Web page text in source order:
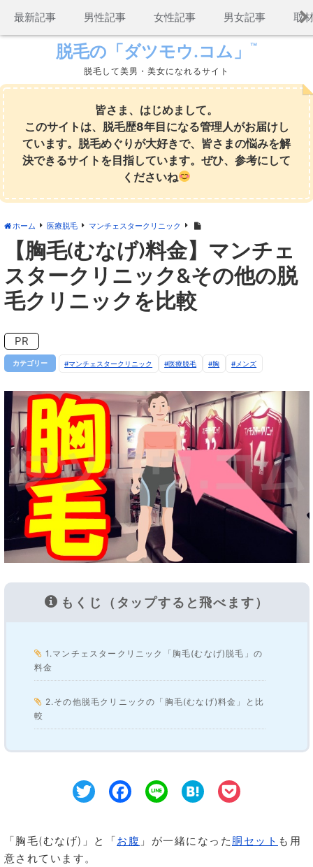
へ
ス
キ
ッ
プ
脱毛の「ダツモウ.コム」 ™
脱毛して美男・美女になれるサイト
皆さま、はじめまして。
このサイトは、脱毛歴8年目になる管理人がお届けし
ています。脱毛めぐりが大好きで、皆さまの悩みを解
決できるサイトを目指しています。ぜひ、参考にして
くださいね
ホーム 医療脱毛 マンチェスタークリニック
【胸毛(むなげ)料金】マンチェ
スタークリニック&その他の脱
毛クリニックを比較
PR
カテゴリー マンチェスタークリニック 医療脱毛 胸 メンズ
もくじ（タップすると飛べます）
1.マンチェスタークリニック「胸毛(むなげ)脱毛」の
料金
2.その他脱毛クリニックの「胸毛(むなげ)料金」と比
較
TwitterFacebook
Line Hatena
「胸毛(むなげ)」と「お腹 」が一緒になった 胴セット も用
意されています。
最新記事 男性記事 女性記事 男女記事 取